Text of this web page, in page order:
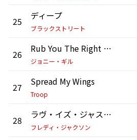
25 ディープ
ブラックストリート
26 Rub You The Right Way
ジョニー・ギル
27 Spread My Wings
Troop
28 ラヴ・イズ・ジャスト・ア・タッチ・アウェイ
フレディ・ジャクソン